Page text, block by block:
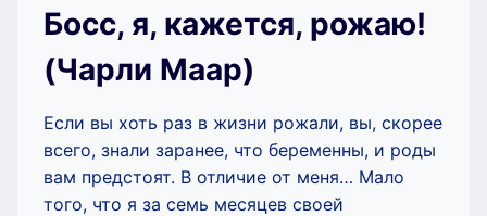
Босс, я, кажется, рожаю!
(Чарли Маар)
Если вы хоть раз в жизни рожали, вы, скорее
всего, знали заранее, что беременны, и роды
вам предстоят. В отличие от меня… Мало
того, что я за семь месяцев своей